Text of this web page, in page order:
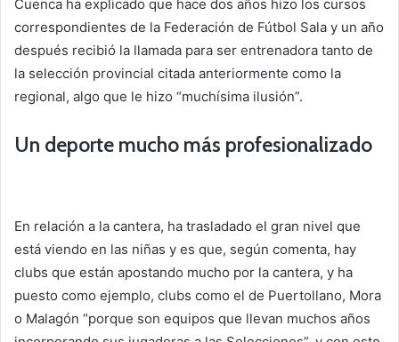
Cuenca ha explicado que hace dos años hizo los cursos
correspondientes de la Federación de Fútbol Sala y un año
después recibió la llamada para ser entrenadora tanto de
la selección provincial citada anteriormente como la
regional, algo que le hizo “muchísima ilusión”.
Un deporte mucho más profesionalizado
En relación a la cantera, ha trasladado el gran nivel que
está viendo en las niñas y es que, según comenta, hay
clubs que están apostando mucho por la cantera, y ha
puesto como ejemplo, clubs como el de Puertollano, Mora
o Malagón “porque son equipos que llevan muchos años